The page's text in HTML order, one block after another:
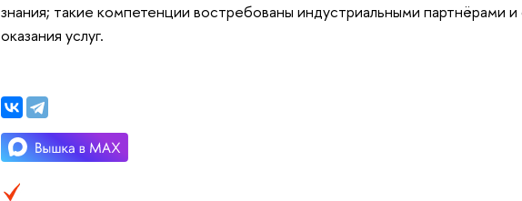
знания; такие компетенции востребованы индустриальными партнёрами
оказания услуг.